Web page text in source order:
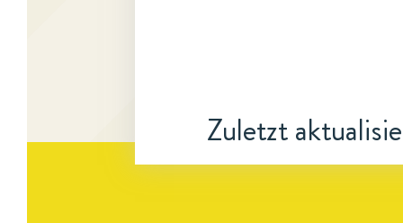
Zuletzt